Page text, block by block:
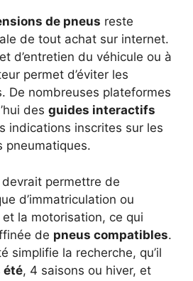
de pneus reste
de tout achat sur internet.
d’entretien du véhicule ou à
permet d’éviter les
De nombreuses plateformes
des guides interactifs
indications inscrites sur les
pneumatiques.
devrait permettre de
d’immatriculation ou
et la motorisation, ce qui
de pneus compatibles.
simplifie la recherche, qu’il
été, 4 saisons ou hiver, et